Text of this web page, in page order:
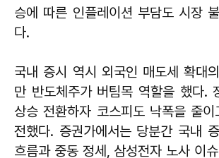
승에 따른 인플레이션 부담도 시장
다.
국내 증시 역시 외국인 매도세 확대
만 반도체주가 버팀목 역할을 했다.
상승 전환하자 코스피도 낙폭을 줄
전했다. 증권가에서는 당분간 국내
흐름과 중동 정세, 삼성전자 노사 이